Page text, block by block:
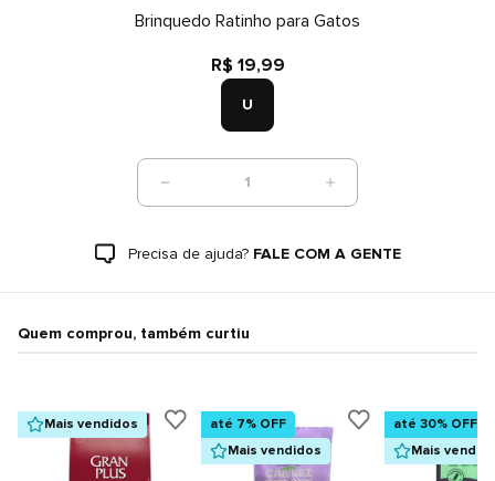
Brinquedo Ratinho para Gatos
R$ 19,99
U
1
Precisa de ajuda? FALE COM A GENTE
Quem comprou, também curtiu
Mais vendidos
até 7% OFF
Mais vendidos
até 30% OFF
Mais